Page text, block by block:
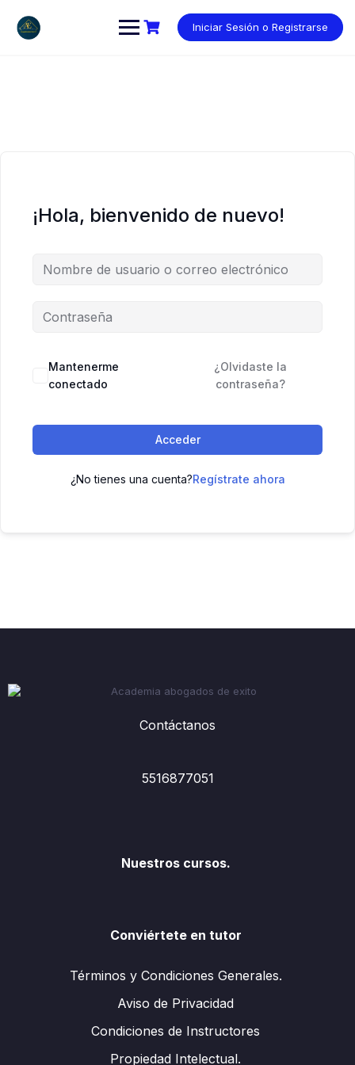
contenido
Iniciar Sesión o Registrarse
¡Hola, bienvenido de nuevo!
Mantenerme
conectado
¿Olvidaste la
contraseña?
Acceder
¿No tienes una cuenta?Regístrate ahora
Contáctanos
5516877051
Nuestros cursos.
Conviértete en tutor
Términos y Condiciones Generales.
Aviso de Privacidad
Condiciones de Instructores
Propiedad Intelectual.